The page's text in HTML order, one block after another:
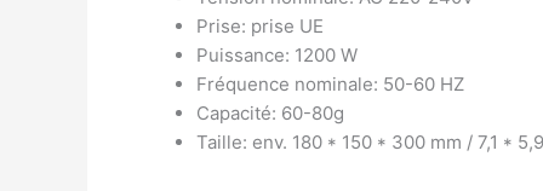
Prise: prise UE
Puissance: 1200 W
Fréquence nominale: 50-60 HZ
Capacité: 60-80g
Taille: env. 180 * 150 * 300 mm / 7,1 *